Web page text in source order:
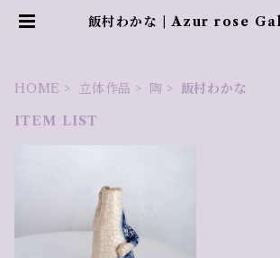
飯村わかな | Azur rose
HOME 立体作品 陶
飯村わかな
ITEM LIST